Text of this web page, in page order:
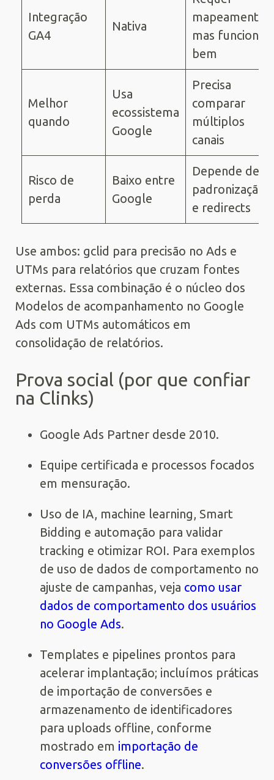
Integração
GA4
Nativa
mapeamento,
mas funciona
bem
Melhor
quando
Usa
ecossistema
Google
Precisa
comparar
múltiplos
canais
Risco de
perda
Baixo entre
Google
Depende de
padronização
e redirects
Use ambos: gclid para precisão no Ads e
UTMs para relatórios que cruzam fontes
externas. Essa combinação é o núcleo dos
Modelos de acompanhamento no Google
Ads com UTMs automáticos em
consolidação de relatórios.
Prova social (por que confiar
na Clinks)
Google Ads Partner desde 2010.
Equipe certificada e processos focados
em mensuração.
Uso de IA, machine learning, Smart
Bidding e automação para validar
tracking e otimizar ROI. Para exemplos
de uso de dados de comportamento no
ajuste de campanhas, veja como usar
dados de comportamento dos usuários
no Google Ads.
Templates e pipelines prontos para
acelerar implantação; incluímos práticas
de importação de conversões e
armazenamento de identificadores
para uploads offline, conforme
mostrado em importação de
conversões offline.